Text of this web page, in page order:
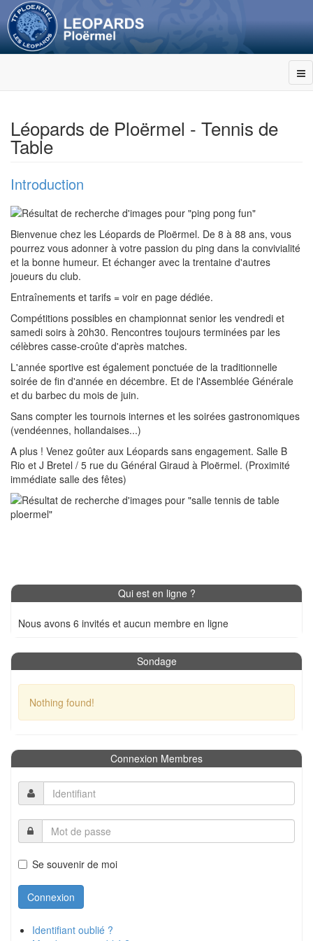
Léopards de Ploërmel - Tennis de
Table
Introduction
Bienvenue chez les Léopards de Ploërmel. De 8 à 88 ans, vous
pourrez vous adonner à votre passion du ping dans la convivialité
et la bonne humeur. Et échanger avec la trentaine d'autres
joueurs du club.
Entraînements et tarifs = voir en page dédiée.
Compétitions possibles en championnat senior les vendredi et
samedi soirs à 20h30. Rencontres toujours terminées par les
célèbres casse-croûte d'après matches.
L'année sportive est également ponctuée de la traditionnelle
soirée de fin d'année en décembre. Et de l'Assemblée Générale
et du barbec du mois de juin.
Sans compter les tournois internes et les soirées gastronomiques
(vendéennes, hollandaises...)
A plus ! Venez goûter aux Léopards sans engagement. Salle B
Rio et J Bretel / 5 rue du Général Giraud à Ploërmel. (Proximité
immédiate salle des fêtes)
Qui est en ligne ?
Nous avons 6 invités et aucun membre en ligne
Sondage
Nothing found!
Connexion Membres
Se souvenir de moi
Identifiant oublié ?